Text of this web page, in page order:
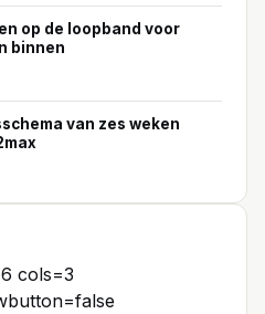
op de loopband voor
binnen
van zes weken
cols=3